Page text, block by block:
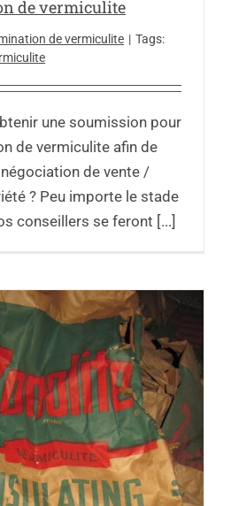
de vermiculite
de vermiculite | Tags:
une soumission pour
de vermiculite afin de
de vente /
? Peu importe le stade
conseillers se feront [...]